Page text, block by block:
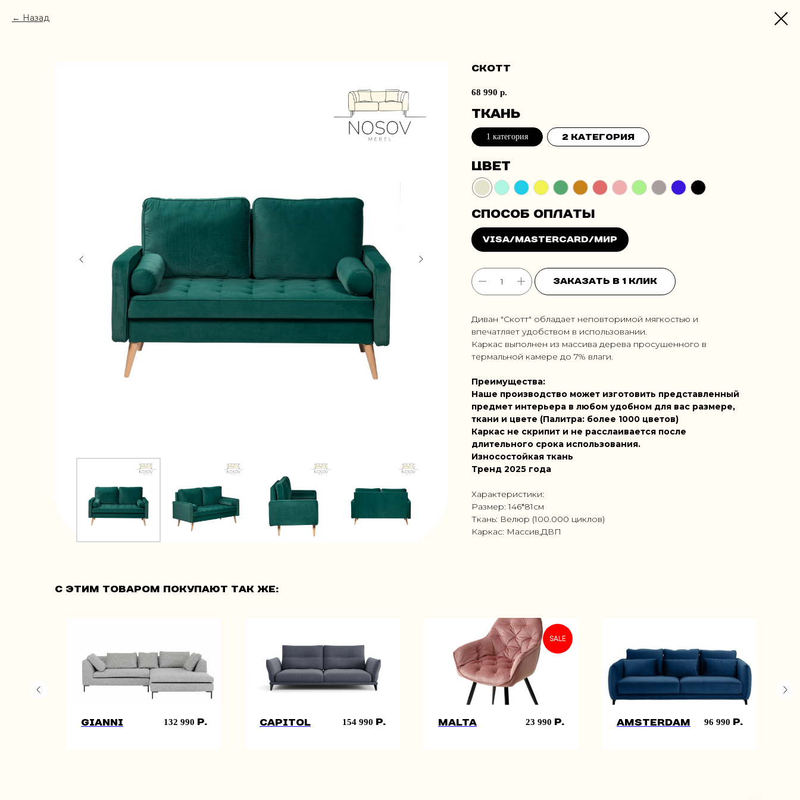
Назад
Скотт
68 990 р.
Ткань
1 категория 2 категория
Цвет
Заказать в 1 клик
Диван "Скотт" обладает неповторимой мягкостью и
впечатляет удобством в использовании.
Каркас выполнен из массива дерева просушенного в
термальной камере до 7% влаги.
Преимущества:
Наше производство может изготовить представленный
предмет интерьера в любом удобном для вас размере,
ткани и цвете (Палитра: более 1000 цветов)
Каркас не скрипит и не расслаивается после
длительного срока использования.
Износостойкая ткань
Тренд 2025 года
Характеристики:
Размер: 146*81см
Ткань: Велюр (100.000 циклов)
Каркас: Массив,ДВП
С этим товаром покупают так же:
Gianni 132 990 р. Capitol 154 990 р.
SALE
Malta 23 990 р. Amsterdam 96 990 р.